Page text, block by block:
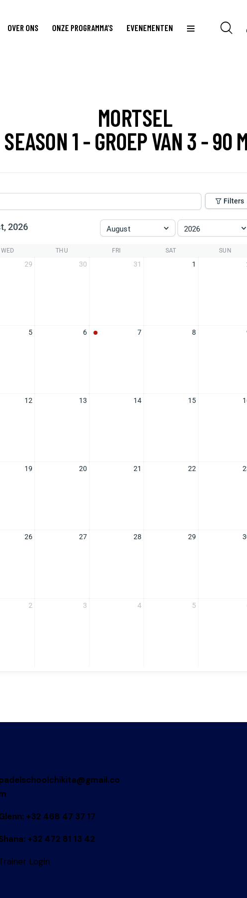
OVER ONS ONZE PROGRAMMA’S EVENEMENTEN
MORTSEL
SEASON 1 - GROEP VAN 3 - 90
Filters
2026 August 2026
WED THU FRI SAT SUN
29 30 31 1
5 6 7 8
12 13 14 15
19 20 21 22
26 27 28 29
2 3 4 5
+32 468 47 37 17
+32 472 81 13 42
Login